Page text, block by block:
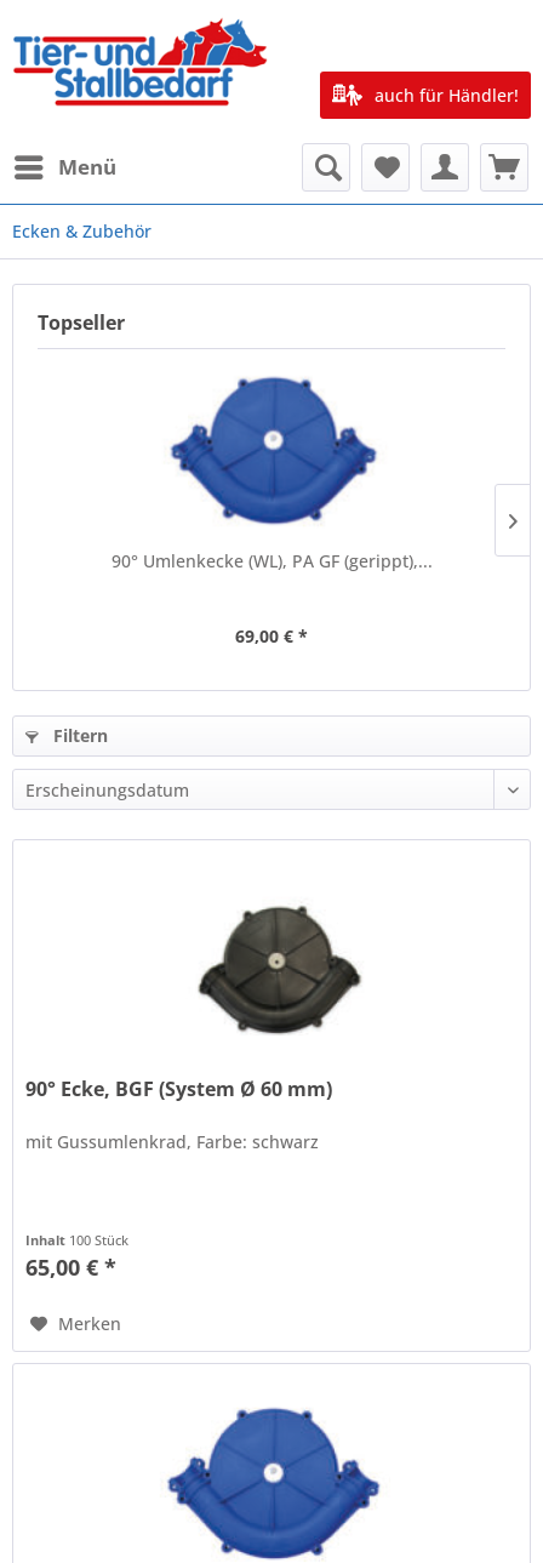
Menü
auch für Händler!
Ecken & Zubehör
Topseller
90° Umlenkecke (WL), PA GF (gerippt),...
69,00 € *
Filtern
90° Ecke, BGF (System Ø 60 mm)
mit Gussumlenkrad, Farbe: schwarz
Inhalt 100 Stück
65,00 € *
Merken